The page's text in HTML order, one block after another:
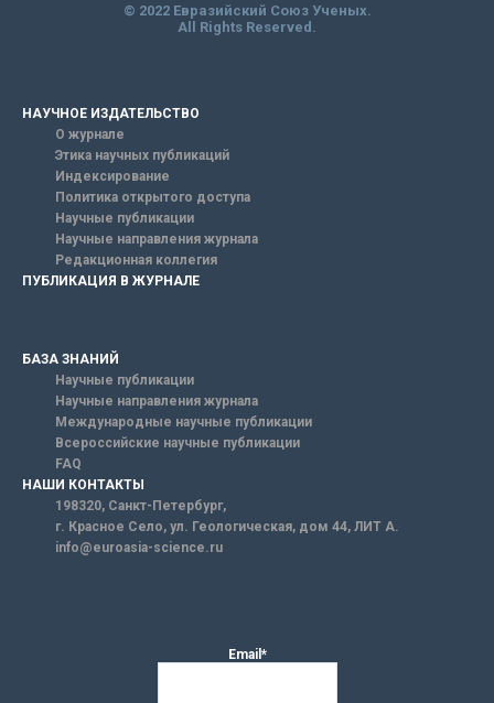
© 2022 Евразийский Союз Ученых.
All Rights Reserved.
НАУЧНОЕ ИЗДАТЕЛЬСТВО
О журнале
Этика научных публикаций
Индексирование
Политика открытого доступа
Научные публикации
Научные направления журнала
Редакционная коллегия
ПУБЛИКАЦИЯ В ЖУРНАЛЕ
БАЗА ЗНАНИЙ
Научные публикации
Научные направления журнала
Международные научные публикации
Всероссийские научные публикации
FAQ
НАШИ КОНТАКТЫ
198320, Санкт-Петербург,
г. Красное Село, ул. Геологическая, дом 44, ЛИТ А.
info@euroasia-science.ru
Email*